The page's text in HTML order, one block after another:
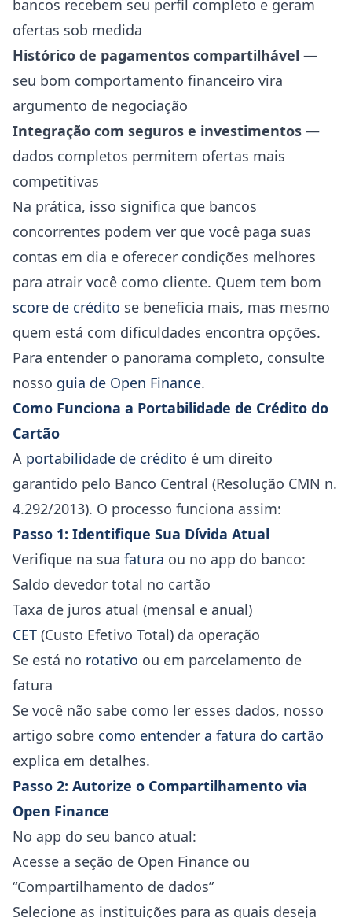
bancos recebem seu perfil completo e geram
ofertas sob medida
Histórico de pagamentos compartilhável —
seu bom comportamento financeiro vira
argumento de negociação
Integração com seguros e investimentos —
dados completos permitem ofertas mais
competitivas
Na prática, isso significa que bancos
concorrentes podem ver que você paga suas
contas em dia e oferecer condições melhores
para atrair você como cliente. Quem tem bom
score de crédito se beneficia mais, mas mesmo
quem está com dificuldades encontra opções.
Para entender o panorama completo, consulte
nosso guia de Open Finance.
Como Funciona a Portabilidade de Crédito do
Cartão
A portabilidade de crédito é um direito
garantido pelo Banco Central (Resolução CMN n.
4.292/2013). O processo funciona assim:
Passo 1: Identifique Sua Dívida Atual
Verifique na sua fatura ou no app do banco:
Saldo devedor total no cartão
Taxa de juros atual (mensal e anual)
CET (Custo Efetivo Total) da operação
Se está no rotativo ou em parcelamento de
fatura
Se você não sabe como ler esses dados, nosso
artigo sobre como entender a fatura do cartão
explica em detalhes.
Passo 2: Autorize o Compartilhamento via
Open Finance
No app do seu banco atual:
Acesse a seção de Open Finance ou
“Compartilhamento de dados”
Selecione as instituições para as quais deseja